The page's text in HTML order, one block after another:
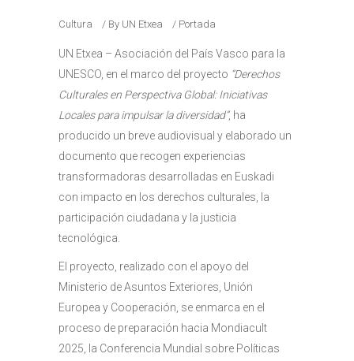
Cultura By UN Etxea Portada
UN Etxea – Asociación del País Vasco para la
UNESCO, en el marco del proyecto “Derechos
Culturales en Perspectiva Global: Iniciativas
Locales para impulsar la diversidad”, ha
producido un breve audiovisual y elaborado un
documento que recogen experiencias
transformadoras desarrolladas en Euskadi
con impacto en los derechos culturales, la
participación ciudadana y la justicia
tecnológica.
El proyecto, realizado con el apoyo del
Ministerio de Asuntos Exteriores, Unión
Europea y Cooperación, se enmarca en el
proceso de preparación hacia Mondiacult
2025, la Conferencia Mundial sobre Políticas